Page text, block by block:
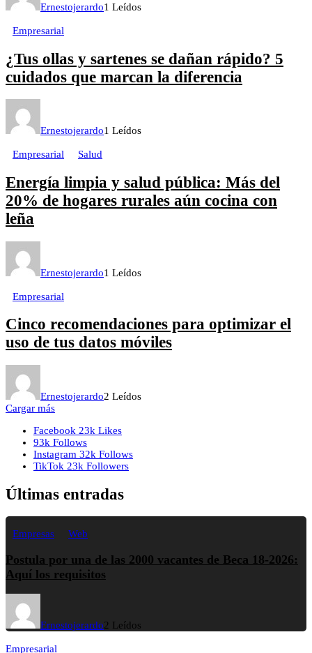
Ernestojerardo1 Leídos
Empresarial
¿Tus ollas y sartenes se dañan rápido? 5
cuidados que marcan la diferencia
Ernestojerardo1 Leídos
Empresarial Salud
Energía limpia y salud pública: Más del
20% de hogares rurales aún cocina con
leña
Ernestojerardo1 Leídos
Empresarial
Cinco recomendaciones para optimizar el
uso de tus datos móviles
Ernestojerardo2 Leídos
Cargar más
Facebook 23k Likes
93k Follows
Instagram 32k Follows
TikTok 23k Followers
Últimas entradas
Empresas Web
Postula por una de las 2000 vacantes de Beca 18-2026:
Aquí los requisitos
Ernestojerardo2 Leídos
Empresarial